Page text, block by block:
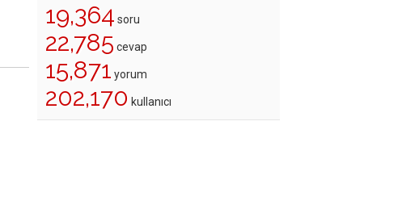
19,364 soru
22,785 cevap
15,871 yorum
202,170 kullanıcı